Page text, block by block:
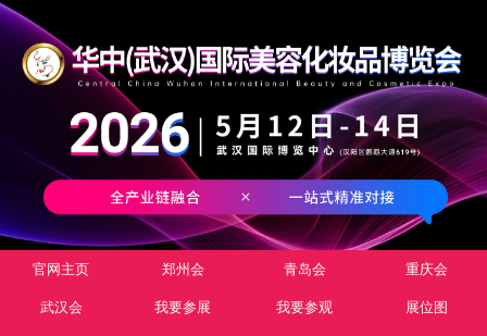
官网主页 郑州会 青岛会 重庆会
武汉会 我要参展 我要参观 展位图